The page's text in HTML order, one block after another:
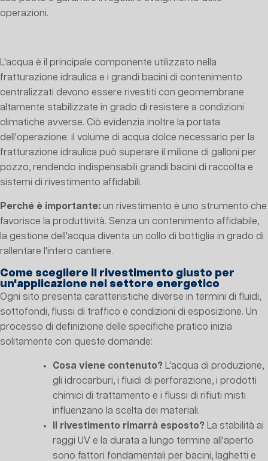
operazioni.
L'acqua è il principale componente utilizzato nella
fratturazione idraulica e i grandi bacini di contenimento
centralizzati devono essere rivestiti con geomembrane
altamente stabilizzate in grado di resistere a condizioni
climatiche avverse. Ciò evidenzia inoltre la portata
dell'operazione: il volume di acqua dolce necessario per la
fratturazione idraulica può superare il milione di galloni per
pozzo, rendendo indispensabili grandi bacini di raccolta e
sistemi di rivestimento affidabili.
Perché è importante: un rivestimento è uno strumento che
favorisce la produttività. Senza un contenimento affidabile,
la gestione dell'acqua diventa un collo di bottiglia in grado di
rallentare l'intero cantiere.
Come scegliere il rivestimento giusto per
un'applicazione nel settore energetico
Ogni sito presenta caratteristiche diverse in termini di fluidi,
sottofondi, flussi di traffico e condizioni di esposizione. Un
processo di definizione delle specifiche pratico inizia
solitamente con queste domande:
Cosa viene contenuto? L'acqua di produzione,
gli idrocarburi, i fluidi di perforazione, i prodotti
chimici di trattamento e i flussi di rifiuti misti
influenzano la scelta dei materiali.
Il rivestimento rimarrà esposto? La stabilità ai
raggi UV e la durata a lungo termine all'aperto
sono fattori fondamentali per bacini, laghetti e